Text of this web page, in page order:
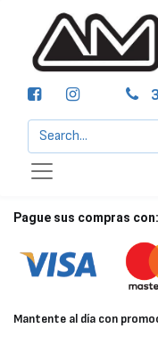
Pague sus compras con:
Mantente al día con